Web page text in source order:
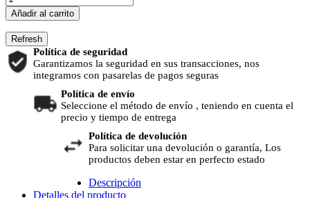
Añadir al carrito
Política de seguridad
Garantizamos la seguridad en sus transacciones, nos
integramos con pasarelas de pagos seguras
Política de envío
Seleccione el método de envío , teniendo en cuenta el
precio y tiempo de entrega
Política de devolución
Para solicitar una devolución o garantía, Los
productos deben estar en perfecto estado
Descripción
Detalles del producto